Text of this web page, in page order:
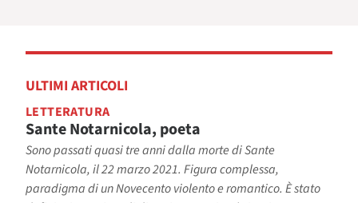
ULTIMI ARTICOLI
LETTERATURA
Sante Notarnicola, poeta
Sono passati quasi tre anni dalla morte di Sante
Notarnicola, il 22 marzo 2021. Figura complessa,
paradigma di un Novecento violento e romantico. È stato